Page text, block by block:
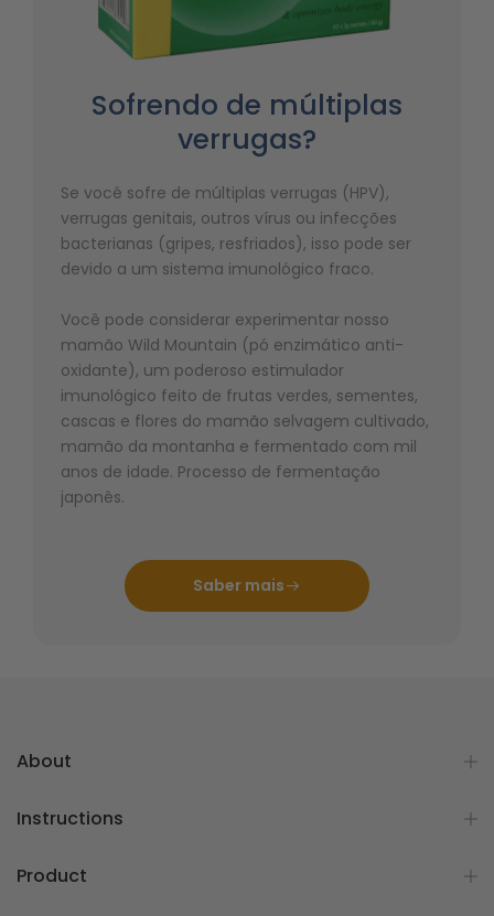
Sofrendo de múltiplas
verrugas?
Se você sofre de múltiplas verrugas (HPV),
verrugas genitais, outros vírus ou infecções
bacterianas (gripes, resfriados), isso pode ser
devido a um sistema imunológico fraco.
Você pode considerar experimentar nosso
mamão Wild Mountain (pó enzimático anti-
oxidante), um poderoso estimulador
imunológico feito de frutas verdes, sementes,
cascas e flores do mamão selvagem cultivado,
mamão da montanha e fermentado com mil
anos de idade. Processo de fermentação
japonês.
Saber mais
About
Instructions
Product